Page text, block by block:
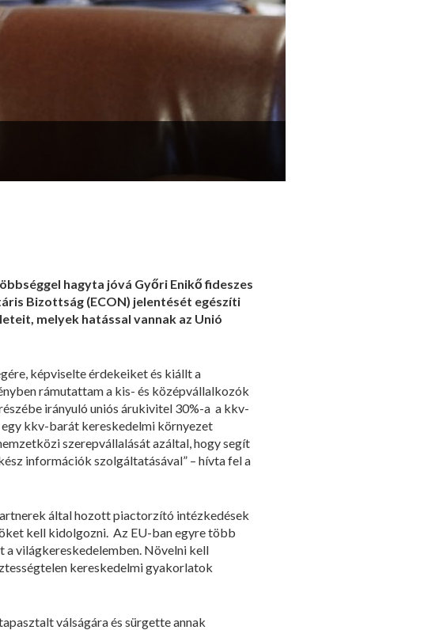
hagyta jóvá Győri Enikő fideszes
Bizottság (ECON) jelentését egészíti
melyek hatással vannak az Unió
képviselte érdekeiket és kiállt a
rámutattam a kis- és középvállalkozók
irányuló uniós árukivitel 30%-a a kkv-
kkv-barát kereskedelmi környezet
szerepvállalását azáltal, hogy segít
információk szolgáltatásával” – hívta fel a
által hozott piactorzító intézkedések
kell kidolgozni. Az EU-ban egyre több
a világkereskedelemben. Növelni kell
kereskedelmi gyakorlatok
válságára és sürgette annak